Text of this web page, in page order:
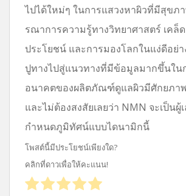
ไปได้ใหม่ๆ ในการแสวงหาผิวที่มีสุขภ
รณาการความรู้ทางวิทยาศาสตร์ เคล็
ประโยชน์ และการมองโลกในแง่ดีอย่า
ปูทางไปสู่แนวทางที่มีข้อมูลมากขึ้นใน
อนาคตของผลิตภัณฑ์ดูแลผิวมีศักยภา
และไม่ต้องสงสัยเลยว่า NMN จะเป็นผู้
กำหนดภูมิทัศน์แบบไดนามิกนี้
โพสต์นี้มีประโยชน์เพียงใด?
คลิกที่ดาวเพื่อให้คะแนน!